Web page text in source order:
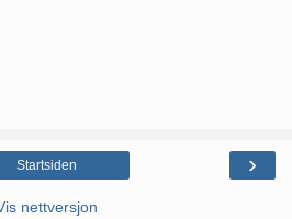
›
Startsiden
nettversjon